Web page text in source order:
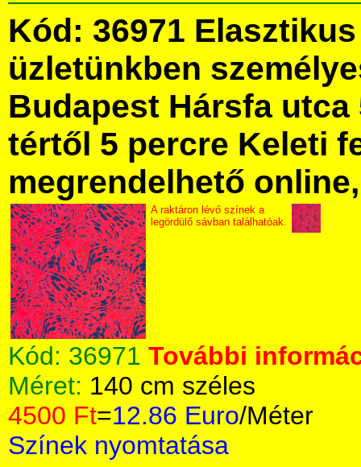
Kód: 36971
üzletünkben
Budapest Hársfa utca
tértől 5 percre Keleti
megrendelhető
A raktáron lévő színek a
legördülő sávban találhatóak.
Kód: 36971 További
Méret: 140 cm széles
4500 Ft=12.86 Euro/Méter
Színek nyomtatása